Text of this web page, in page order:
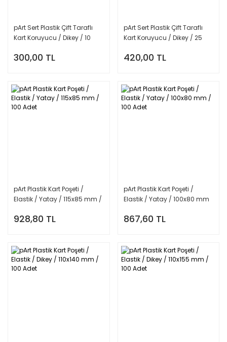
pArt Sert Plastik Çift Taraflı
Kart Koruyucu / Dikey / 10
300,00 TL
pArt Sert Plastik Çift Taraflı
Kart Koruyucu / Dikey / 25
420,00 TL
pArt Plastik Kart Poşeti /
Elastik / Yatay / 115x85 mm /
928,80 TL
pArt Plastik Kart Poşeti /
Elastik / Yatay / 100x80 mm
867,60 TL